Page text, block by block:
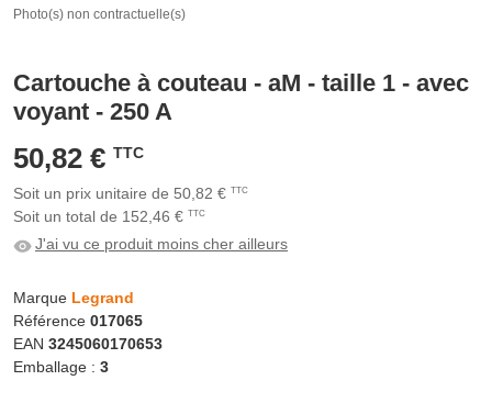
Photo(s) non contractuelle(s)
Cartouche à couteau - aM - taille 1 - avec
voyant - 250 A
50,82 € TTC
Soit un prix unitaire de 50,82 € TTC
Soit un total de 152,46 € TTC
J'ai vu ce produit moins cher ailleurs
Marque Legrand
Référence 017065
EAN 3245060170653
Emballage : 3